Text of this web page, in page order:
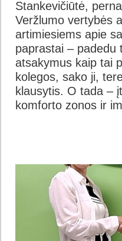
Stankevičiūtė,
Veržlumo vertybės
artimiesiems apie
paprastai – padedu
atsakymus kaip tai
kolegos, sako ji,
klausytis. O tada –
komforto zonos ir